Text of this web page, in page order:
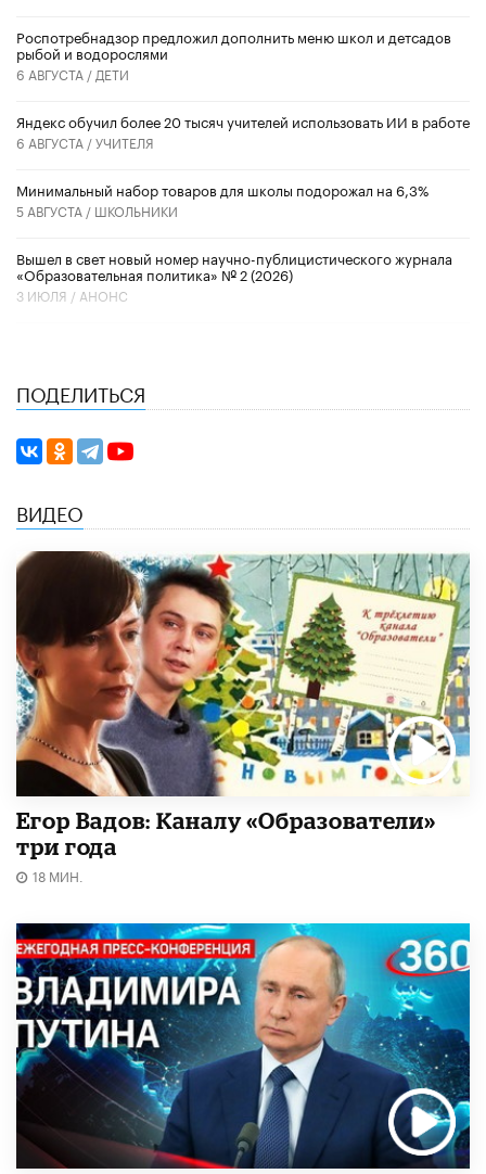
Роспотребнадзор предложил дополнить меню школ и детсадов
рыбой и водорослями
6 АВГУСТА / ДЕТИ
​Яндекс обучил более 20 тысяч учителей использовать ИИ в работе
6 АВГУСТА /УЧИТЕЛЯ
Минимальный набор товаров для школы подорожал на 6,3%
5 АВГУСТА / ШКОЛЬНИКИ
Вышел в свет новый номер научно-публицистического журнала
«Образовательная политика» № 2 (2026)
3 ИЮЛЯ / АНОНС
ПОДЕЛИТЬСЯ
ВИДЕО
Егор Вадов: Каналу «Образователи»
три года
18 МИН.